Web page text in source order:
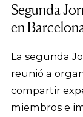
Segunda
en
La segunda
reunió a
compartir
miembros e